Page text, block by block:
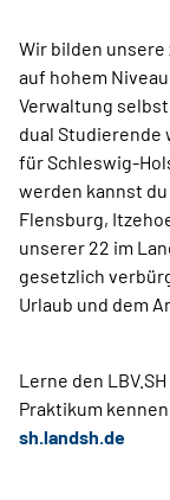
Wir bilden
auf hohem
Verwaltung selbst
dual Studierende
für Schleswig-
werden kannst
Flensburg,
unserer 22 im
gesetzlich
Urlaub und dem
Lerne den
Praktikum
sh.landsh.de